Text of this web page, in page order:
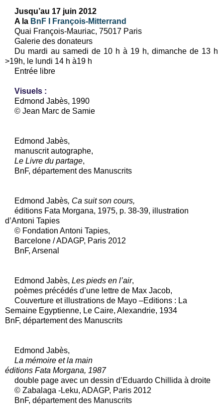
Jusqu’au 17 juin 2012
A la BnF I François-Mitterrand
Quai François-Mauriac, 75017 Paris
Galerie des donateurs
Du mardi au samedi de 10 h à 19 h, dimanche de 13 h
>19h, le lundi 14 h à19 h
Entrée libre
Visuels :
Edmond Jabès, 1990
© Jean Marc de Samie
Edmond Jabès,
manuscrit autographe,
Le Livre du partage,
BnF, département des Manuscrits
Edmond Jabès, Ca suit son cours,
éditions Fata Morgana, 1975, p. 38-39, illustration
d’Antoni Tapies
© Fondation Antoni Tapies,
Barcelone / ADAGP, Paris 2012
BnF, Arsenal
Edmond Jabès, Les pieds en l’air,
poèmes précédés d’une lettre de Max Jacob,
Couverture et illustrations de Mayo –Editions : La
Semaine Egyptienne, Le Caire, Alexandrie, 1934
BnF, département des Manuscrits
Edmond Jabès,
La mémoire et la main
éditions Fata Morgana, 1987
double page avec un dessin d’Eduardo Chillida à droite
© Zabalaga -Leku, ADAGP, Paris 2012
BnF, département des Manuscrits